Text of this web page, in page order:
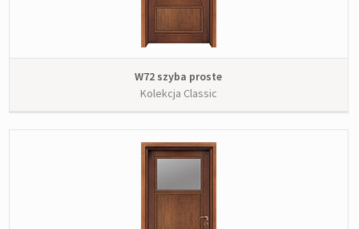
W72 szyba proste
Kolekcja Classic